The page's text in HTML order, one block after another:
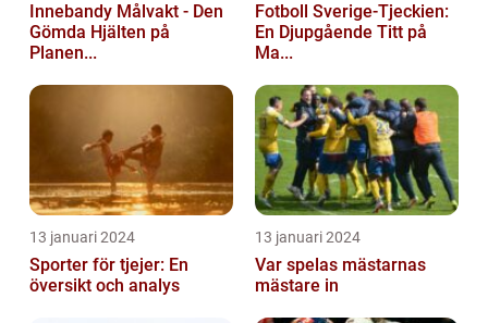
Innebandy Målvakt - Den
Gömda Hjälten på
Planen...
Fotboll Sverige-Tjeckien:
En Djupgående Titt på
Ma...
13 januari 2024
Sporter för tjejer: En
översikt och analys
13 januari 2024
Var spelas mästarnas
mästare in